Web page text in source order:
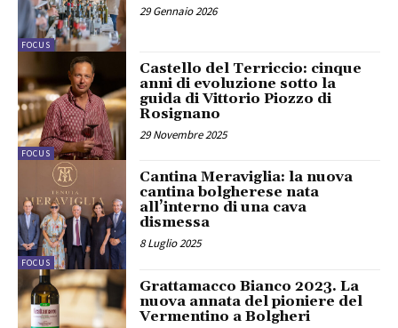
FOCUS
29 Gennaio 2026
FOCUS
Castello del Terriccio: cinque
anni di evoluzione sotto la
guida di Vittorio Piozzo di
Rosignano
29 Novembre 2025
FOCUS
Cantina Meraviglia: la nuova
cantina bolgherese nata
all’interno di una cava
dismessa
8 Luglio 2025
Grattamacco Bianco 2023. La
nuova annata del pioniere del
Vermentino a Bolgheri